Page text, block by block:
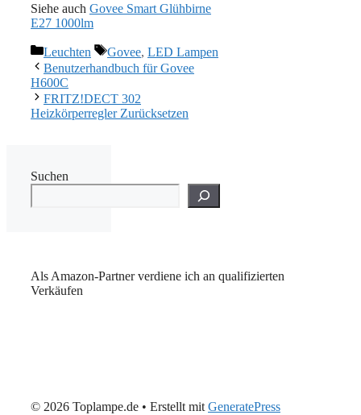
Siehe auch Govee Smart Glühbirne
E27 1000lm
Kategorien
Leuchten Schlagwörter
Govee, LED Lampen
Benutzerhandbuch für Govee
H600C
FRITZ!DECT 302
Heizkörperregler Zurücksetzen
Suchen
Als Amazon-Partner verdiene ich an qualifizierten
Verkäufen
© 2026 Toplampe.de • Erstellt mit GeneratePress